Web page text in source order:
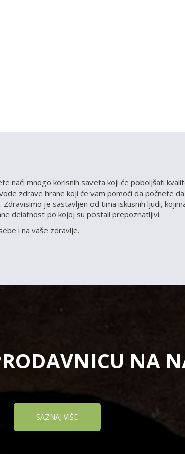
naći mnogo korisnih saveta koji će poboljšati
zdrave hrane koji će vam pomoći da počnete
Zdravisimo je sastavljen od tima iskusnih ljudi,
delatnost po kojoj su postali prepoznatljivi.
i na vaše zdravlje.
NA
SAZNAJ VIŠE